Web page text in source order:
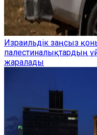
Израильдік заңсыз
палестиналықтардың
жаралады